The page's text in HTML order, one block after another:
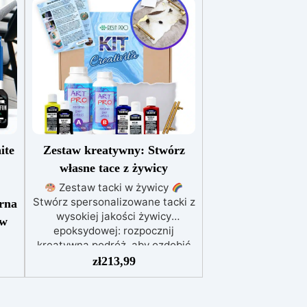
Zestaw kreatywny: Stwórz
własne tace z żywicy
Zestaw tacki w żywicy
Stwórz spersonalizowane tacki z
wysokiej jakości żywicy
epoksydowej: rozpocznij
kreatywną podróż, aby ozdobić
swój dom
Ożyw swoją
przestrzeń za pomocą unikalnej i
zł213,99